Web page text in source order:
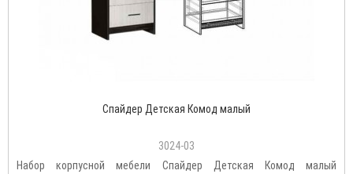
Спайдер Детская Комод малый
3024-03
Набор корпусной мебели Спайдер Детская Комод малый